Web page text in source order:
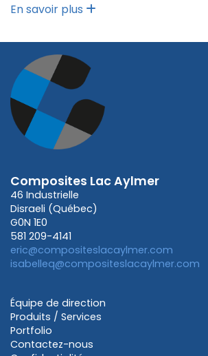
En savoir plus
Composites Lac Aylmer
46 Industrielle
Disraeli (Québec)
G0N 1E0
581 209-4141
eric@compositeslacaylmer.com
isabelleq@compositeslacaylmer.com
Équipe de direction
Produits / Services
Portfolio
Contactez-nous